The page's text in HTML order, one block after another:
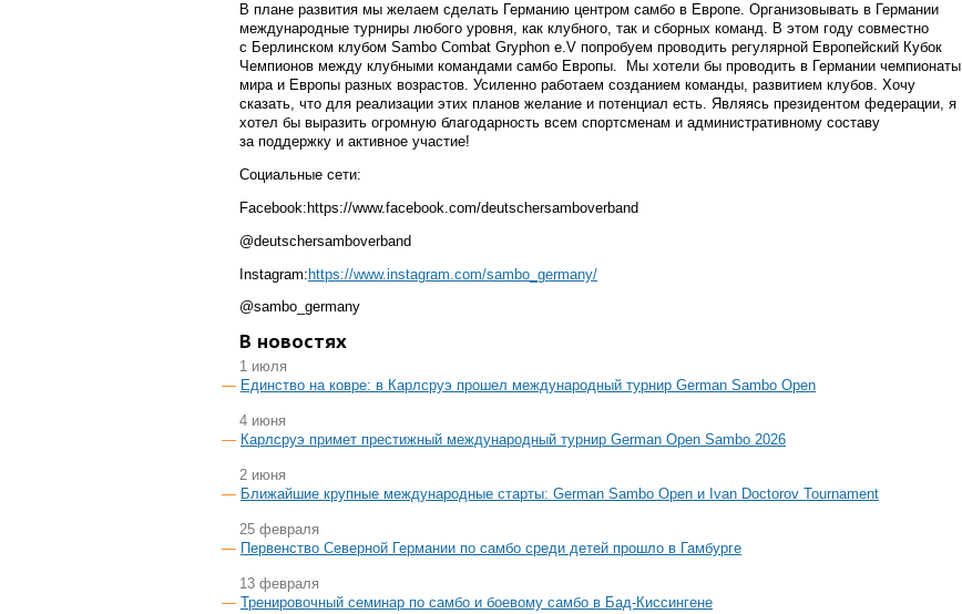
В плане развития мы желаем сделать Германию центром самбо в Европе. Организовывать в Германии
международные турниры любого уровня, как клубного, так и сборных команд. В этом году совместно
с Берлинском клубом Sambo Combat Gryphon e.V попробуем проводить регулярной Европейский Кубок
Чемпионов между клубными командами самбо Европы. Мы хотели бы проводить в Германии чемпионаты
мира и Европы разных возрастов. Усиленно работаем созданием команды, развитием клубов. Хочу
сказать, что для реализации этих планов желание и потенциал есть. Являясь президентом федерации, я
хотел бы выразить огромную благодарность всем спортсменам и административному составу
за поддержку и активное участие!
Социальные сети:
Facebook:https://www.facebook.com/deutschersamboverband
@deutschersamboverband
Instagram:https://www.instagram.com/sambo_germany/
@sambo_germany
В новостях
1 июля
Единство на ковре: в Карлсруэ прошел международный турнир German Sambo Open
4 июня
Карлсруэ примет престижный международный турнир German Open Sambo 2026
2 июня
Ближайшие крупные международные старты: German Sambo Open и Ivan Doctorov Tournament
25 февраля
Первенство Северной Германии по самбо среди детей прошло в Гамбурге
13 февраля
Тренировочный семинар по самбо и боевому самбо в Бад-Киссингене